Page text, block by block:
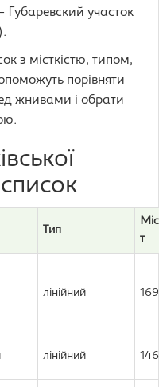
Губаревский участок
з місткістю, типом,
порівняти
жнивами і обрати
Тип
т
лінійний
лінійний